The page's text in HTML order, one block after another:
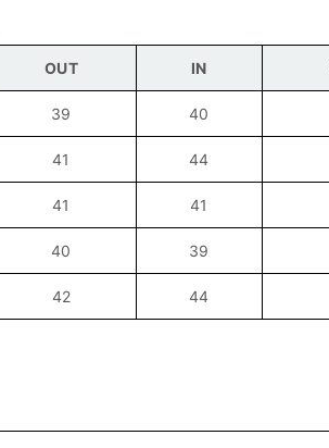
OUT IN
39 40
41 44
41 41
40 39
42 44